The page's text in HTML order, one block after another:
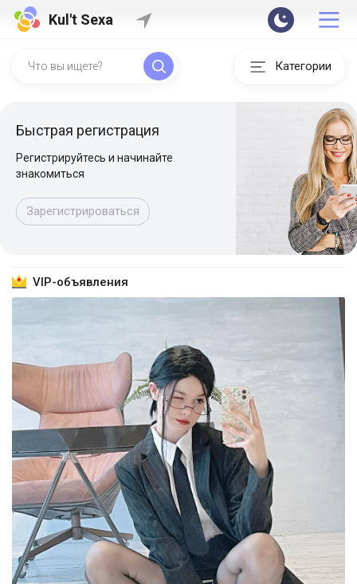
Kul't Sexa
Категории
Быстрая регистрация
Регистрируйтесь и начинайте
знакомиться
Зарегистрироваться
VIP-объявления